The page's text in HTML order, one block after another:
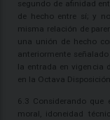
segundo de afinidad
de hecho entre sí; y
misma relación de
una unión de hecho
anteriormente
la entrada en vigencia
en la Octava
6.3 Considerando que
moral, idoneidad